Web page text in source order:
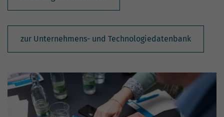
zur Unternehmens- und Technologiedatenbank